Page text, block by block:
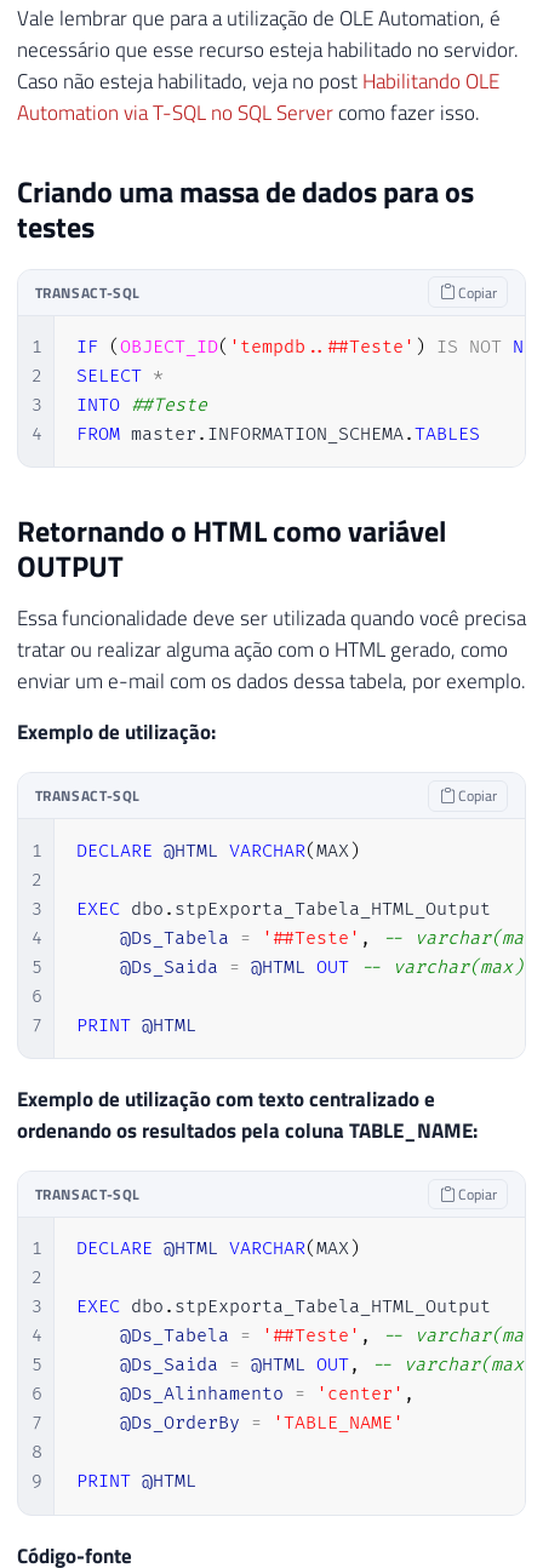
Vale lembrar que para a utilização de OLE Automation, é
necessário que esse recurso esteja habilitado no servidor.
Caso não esteja habilitado, veja no postHabilitando OLE
Automation via T-SQL no SQL Servercomo fazer isso.
Criando uma massa de dados para os
testes
TRANSACT-SQL Copiar
1
2
3
4
IF (OBJECT_ID( 'tempdb..##Teste' ) IS NOT
SELECT *
INTO ##Teste
FROM master . INFORMATION_SCHEMA.TABLES
Retornando o HTML como variável
OUTPUT
Essa funcionalidade deve ser utilizada quando você precisa
tratar ou realizar alguma ação com o HTML gerado, como
enviar um e-mail com os dados dessa tabela, por exemplo.
Exemplo de utilização:
TRANSACT-SQL Copiar
1
2
3
4
5
6
7
DECLARE @HTML VARCHAR(MAX)
EXEC dbo . stpExporta_Tabela_HTML_Output
@Ds_Tabela = '##Teste' ,
--
@Ds_Saida = @HTML OUT -- varchar(max)
PRINT @HTML
Exemplo de utilização com texto centralizado e
ordenando os resultados pela coluna TABLE_NAME:
TRANSACT-SQL Copiar
1
2
3
4
5
6
7
8
9
DECLARE @HTML VARCHAR(MAX)
EXEC dbo . stpExporta_Tabela_HTML_Output
@Ds_Tabela = '##Teste' ,
--
@Ds_Saida = @HTML OUT,
-- varchar(max)
@Ds_Alinhamento = 'center' ,
@Ds_OrderBy = 'TABLE_NAME'
PRINT @HTML
Código-fonte